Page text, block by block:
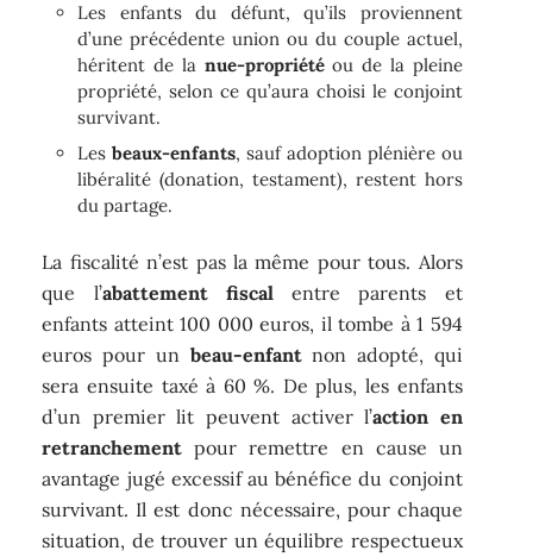
Les enfants du défunt, qu’ils proviennent
d’une précédente union ou du couple actuel,
héritent de la nue-propriétéou de la pleine
propriété, selon ce qu’aura choisi le conjoint
survivant.
Lesbeaux-enfants, sauf adoption plénière ou
libéralité (donation, testament), restent hors
du partage.
La fiscalité n’est pas la même pour tous. Alors
que l’abattement fiscalentre parents et
enfants atteint 100 000 euros, il tombe à 1 594
euros pour un beau-enfantnon adopté, qui
sera ensuite taxé à 60 %. De plus, les enfants
d’un premier lit peuvent activer l’action en
retranchement pour remettre en cause un
avantage jugé excessif au bénéfice du conjoint
survivant. Il est donc nécessaire, pour chaque
situation, de trouver un équilibre respectueux